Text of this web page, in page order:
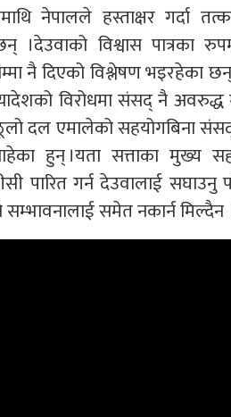
नेपालले हस्ताक्षर गर्दा
छन् ।देउवाको विश्वास
नै दिएको विश्लेषण भइरहेका
विरोधमा संसद् नै
दल एमालेको सहयोगबिना संसद्
हुन् ।यता सत्ताका मुख्य
पारित गर्न देउवालाई
समेत नकार्न मिल्दैन